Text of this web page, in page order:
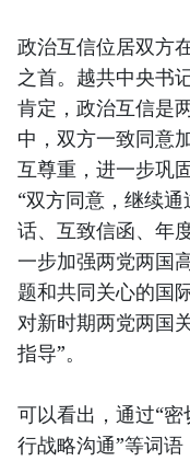
政治互信位居双方
之首。越共中央书
肯定，政治互信是
中，双方一致同意
互尊重，进一步巩
“双方同意，继续
话、互致信函、年
一步加强两党两国
题和共同关心的国
对新时期两党两国
指导”。
可以看出，通过“密
行战略沟通”等词